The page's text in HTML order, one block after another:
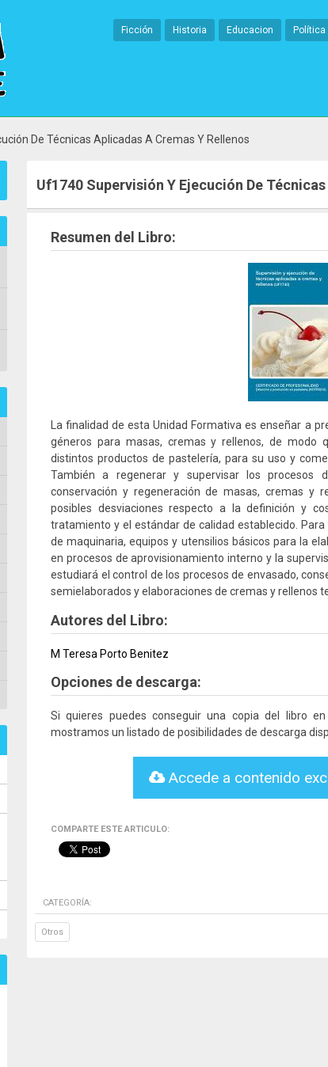
Ficción Historia Educacion Política
De Técnicas Aplicadas A Cremas Y Rellenos
Uf1740 Supervisión Y Ejecución De
Resumen del Libro:
La finalidad de esta Unidad Formativa es enseñar a
géneros para masas, cremas y rellenos, de modo
distintos productos de pastelería, para su uso y
También a regenerar y supervisar los procesos
conservación y regeneración de masas, cremas y
posibles desviaciones respecto a la definición y
tratamiento y el estándar de calidad establecido.
de maquinaria, equipos y utensilios básicos para la
en procesos de aprovisionamiento interno y la
estudiará el control de los procesos de envasado,
semielaborados y elaboraciones de cremas y rellenos
Autores del Libro:
M Teresa Porto Benitez
Opciones de descarga:
Si quieres puedes conseguir una copia del libro
mostramos un listado de posibilidades de descarga
Accede a contenido
COMPARTE ESTE ARTICULO:
CATEGORÍA:
Otros